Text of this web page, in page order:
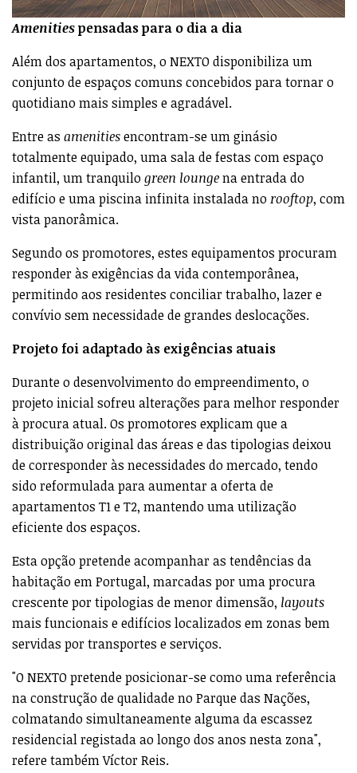
Amenitiespensadas para o dia a dia
Além dos apartamentos, o NEXTO disponibiliza um
conjunto de espaços comuns concebidos para tornar o
quotidiano mais simples e agradável.
Entre as amenitiesencontram-se um ginásio
totalmente equipado, uma sala de festas com espaço
infantil, um tranquilogreen loungena entrada do
edifício e uma piscina infinita instalada norooftop, com
vista panorâmica.
Segundo os promotores, estes equipamentos procuram
responder às exigências da vida contemporânea,
permitindo aos residentes conciliar trabalho, lazer e
convívio sem necessidade de grandes deslocações.
Projeto foi adaptado às exigências atuais
Durante o desenvolvimento do empreendimento, o
projeto inicial sofreu alterações para melhor responder
à procura atual. Os promotores explicam que a
distribuição original das áreas e das tipologias deixou
de corresponder às necessidades do mercado, tendo
sido reformulada para aumentar a oferta de
apartamentos T1 e T2, mantendo uma utilização
eficiente dos espaços.
Esta opção pretende acompanhar as tendências da
habitação em Portugal, marcadas por uma procura
crescente por tipologias de menor dimensão, layouts
mais funcionais e edifícios localizados em zonas bem
servidas por transportes e serviços.
"O NEXTO pretende posicionar-se como uma referência
na construção de qualidade no Parque das Nações,
colmatando simultaneamente alguma da escassez
residencial registada ao longo dos anos nesta zona",
refere também Víctor Reis.